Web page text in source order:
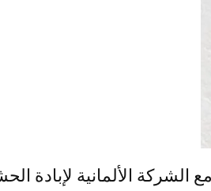
الألمانية لإبادة